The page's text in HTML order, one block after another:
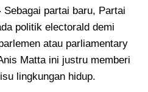
Sebagai partai baru, Partai
politik electorald demi
atau parliamentary
Matta ini justru memberi
lingkungan hidup.